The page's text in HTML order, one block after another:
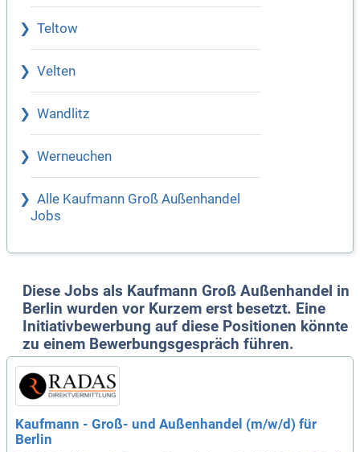
Teltow
Velten
Wandlitz
Werneuchen
Alle Kaufmann Groß Außenhandel
Jobs
Diese Jobs als Kaufmann Groß Außenhandel in
Berlin wurden vor Kurzem erst besetzt. Eine
Initiativbewerbung auf diese Positionen könnte
zu einem Bewerbungsgespräch führen.
Kaufmann - Groß- und Außenhandel (m/w/d) für
Berlin